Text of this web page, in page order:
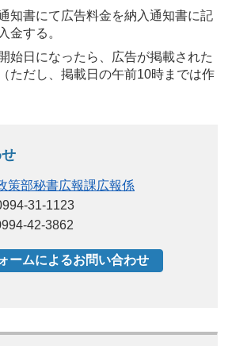
知書にて広告料金を納入通知書に記
金する。
始日になったら、広告が掲載された
ただし、掲載日の午前10時までは作
策部秘書広報課広報係
31-1123
42-3862